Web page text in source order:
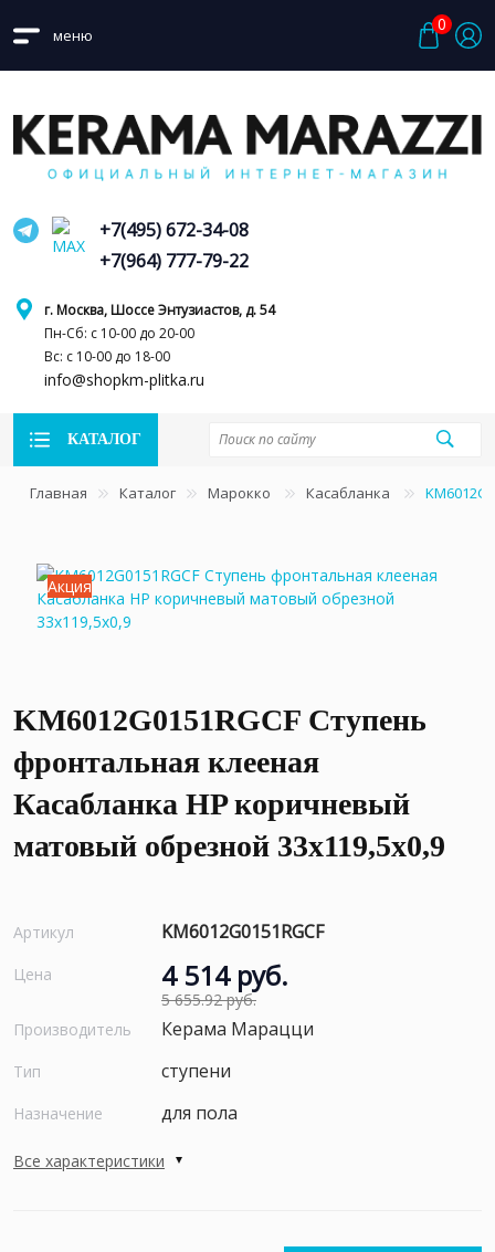
меню
0
г. Москва, Шоссе Энтузиастов, д. 54
Пн-Сб: с 10-00 до 20-00
Вс: с 10-00 до 18-00
info@shopkm-plitka.ru
+7(495) 672-34-08
+7(964) 777-79-22
КАТАЛОГ
Главная Каталог Марокко Касабланка
Акция
KM6012G0151RGCF Ступень
фронтальная клееная
Касабланка HP коричневый
матовый обрезной 33x119,5x0,9
Артикул KM6012G0151RGCF
Цена 4 514 руб.
5 655.92 руб.
Производитель
Керама Марацци
Тип ступени
Назначение для пола
Все характеристики